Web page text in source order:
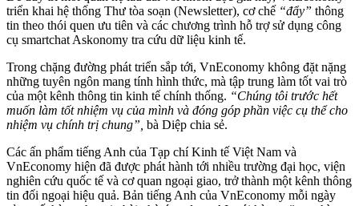
triển khai hệ thống Thư tòa soạn (Newsletter), cơ chế “đẩy” thông
tin theo thói quen ưu tiên và các chương trình hỗ trợ sử dụng công
cụ smartchat Askonomy tra cứu dữ liệu kinh tế.
Trong chặng đường phát triển sắp tới, VnEconomy không đặt nặng
những tuyên ngôn mang tính hình thức, mà tập trung làm tốt vai trò
của một kênh thông tin kinh tế chính thống. “Chúng tôi trước hết
muốn làm tốt nhiệm vụ của mình và đóng góp phần việc cụ thể cho
nhiệm vụ chính trị chung”, bà Diệp chia sẻ.
Các ấn phẩm tiếng Anh của Tạp chí Kinh tế Việt Nam và
VnEconomy hiện đã được phát hành tới nhiều trường đại học, viện
nghiên cứu quốc tế và cơ quan ngoại giao, trở thành một kênh thông
tin đối ngoại hiệu quả. Bản tiếng Anh của VnEconomy mỗi ngày